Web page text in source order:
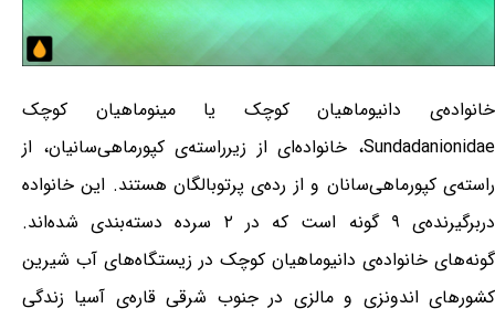
خانواده‌ی دانیوماهیان کوچک یا مینوماهیان کوچک
Sundadanionidae، خانواده‌ای از زیرراسته‌ی کپورماهی‌سانیان، از
راسته‌ی کپورماهی‌سانان و از رده‌ی پرتوبالگان هستند. این خانواده
دربرگیرنده‌ی ۹ گونه است که در ۲ سرده دسته‌بندی شده‌اند.
گونه‌های خانواده‌ی دانیوماهیان کوچک در زیستگاه‌های آب شیرین
کشورهای اندونزی و مالزی در جنوب شرقی قاره‌ی آسیا زندگی